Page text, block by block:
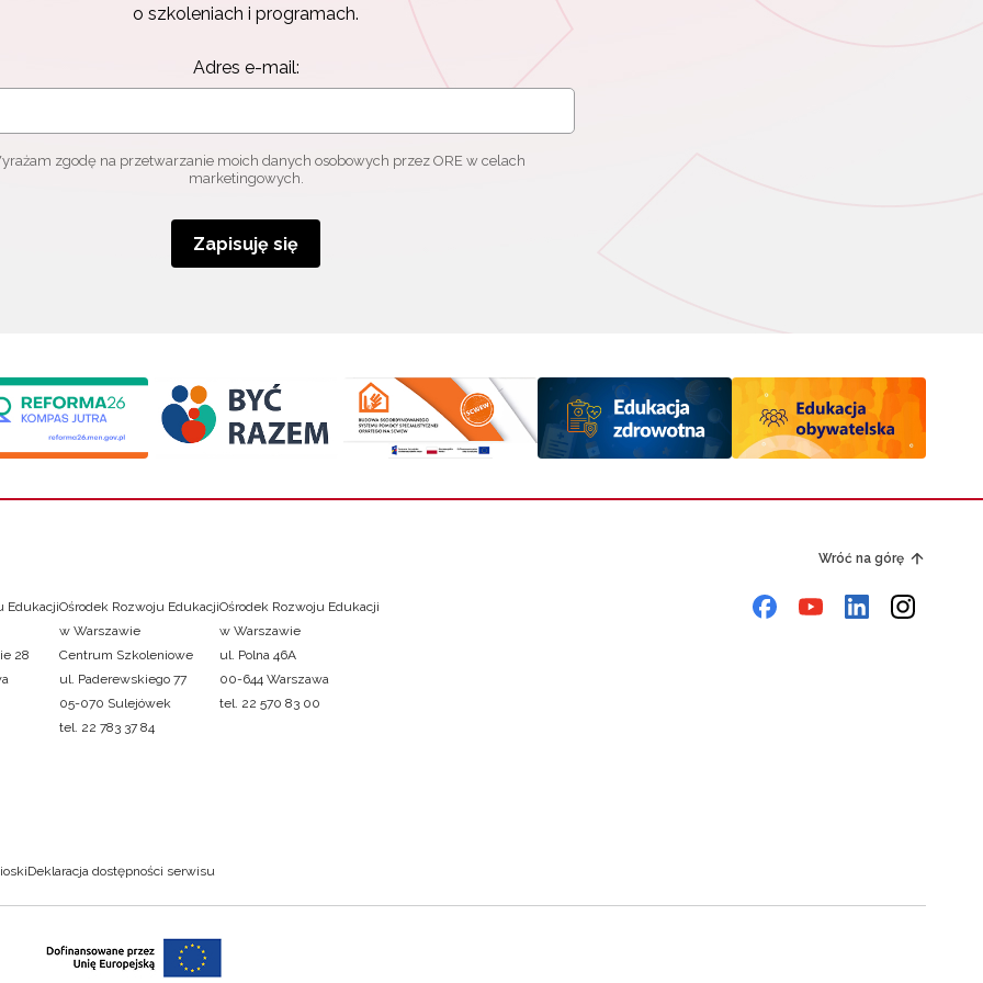
o szkoleniach i programach.
Adres e-mail:
zgodę na przetwarzanie moich danych osobowych przez ORE w celach
marketingowych.
Zapisuję się
Wróć na górę
Edukacji
28
Ośrodek Rozwoju Edukacji
w Warszawie
Centrum Szkoleniowe
ul. Paderewskiego 77
05-070 Sulejówek
tel. 22 783 37 84
Ośrodek Rozwoju Edukacji
w Warszawie
ul. Polna 46A
00-644 Warszawa
tel. 22 570 83 00
Deklaracja dostępności serwisu